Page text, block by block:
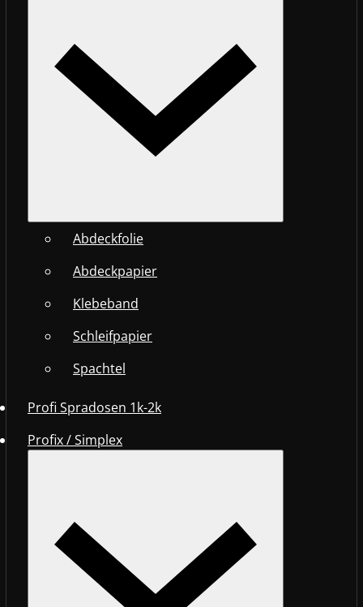
Abdeckfolie
Abdeckpapier
Klebeband
Schleifpapier
Spachtel
Profi Spradosen 1k-2k
Profix / Simplex